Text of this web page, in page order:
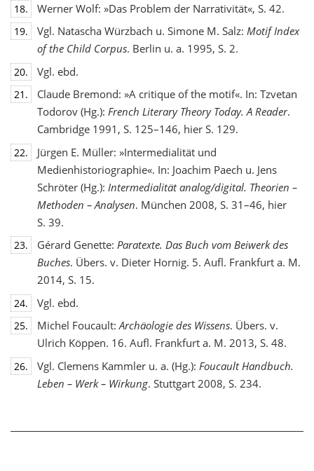
18. Werner Wolf: »Das Problem der Narrativität«, S. 42.
19. Vgl. Natascha Würzbach u. Simone M. Salz: Motif Index
of the Child Corpus. Berlin u. a. 1995, S. 2.
20. Vgl. ebd.
21.
Claude Bremond: »A critique of the motif«. In: Tzvetan
Todorov (Hg.): French Literary Theory Today. A Reader.
Cambridge 1991, S. 125–146, hier S. 129.
22.
Jürgen E. Müller: »Intermedialität und
Medienhistoriographie«. In: Joachim Paech u. Jens
Schröter (Hg.): Intermedialität analog/digital. Theorien –
Methoden – Analysen. München 2008, S. 31–46, hier
S. 39.
23. Gérard Genette: Paratexte. Das Buch vom Beiwerk des
Buches. Übers. v. Dieter Hornig. 5. Aufl. Frankfurt a. M.
2014, S. 15.
24. Vgl. ebd.
25. Michel Foucault:Archäologie des Wissens. Übers. v.
Ulrich Köppen. 16. Aufl. Frankfurt a. M. 2013, S. 48.
26. Vgl. Clemens Kammler u. a. (Hg.): Foucault Handbuch.
Leben – Werk – Wirkung. Stuttgart 2008, S. 234.